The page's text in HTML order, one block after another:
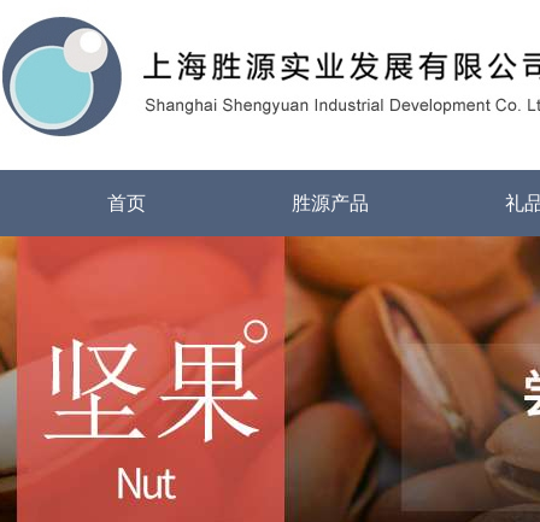
首页 胜源产品 礼